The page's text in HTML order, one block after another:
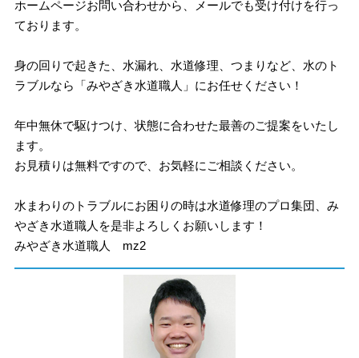
ホームページお問い合わせから、メールでも受け付けを行っ
ております。
身の回りで起きた、水漏れ、水道修理、つまりなど、水のト
ラブルなら「みやざき水道職人」にお任せください！
年中無休で駆けつけ、状態に合わせた最善のご提案をいたし
ます。
お見積りは無料ですので、お気軽にご相談ください。
水まわりのトラブルにお困りの時は水道修理のプロ集団、み
やざき水道職人を是非よろしくお願いします！
みやざき水道職人 mz2